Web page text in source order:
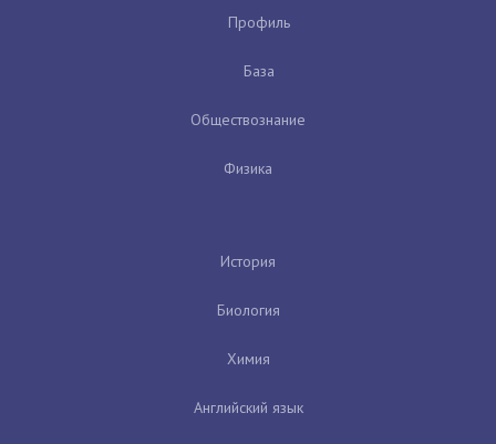
Профиль
База
Обществознание
Физика
История
Биология
Химия
Английский язык